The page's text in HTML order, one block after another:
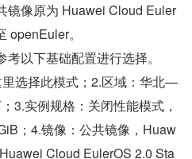
镜像原为 Huawei Cloud Euler
openEuler。
考以下基础配置进行选择。
选择此模式；2.区域：华北—
3.实例规格：关闭性能模式，
；4.镜像：公共镜像，Huaw
Cloud EulerOS 2.0 Sta